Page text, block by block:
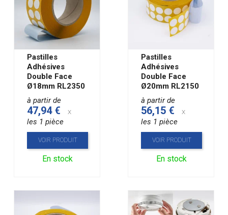
Pastilles
Adhésives
Double Face
Ø18mm RL2350
à partir de
47,94 €
x
les 1 pièce
VOIR PRODUIT
En stock
Pastilles
Adhésives
Double Face
Ø20mm RL2150
à partir de
56,15 €
x
les 1 pièce
VOIR PRODUIT
En stock